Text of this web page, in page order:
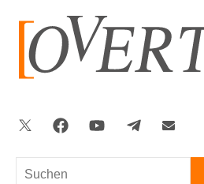
springen
Suchen
Twitter FacebookYouTubeTelegram